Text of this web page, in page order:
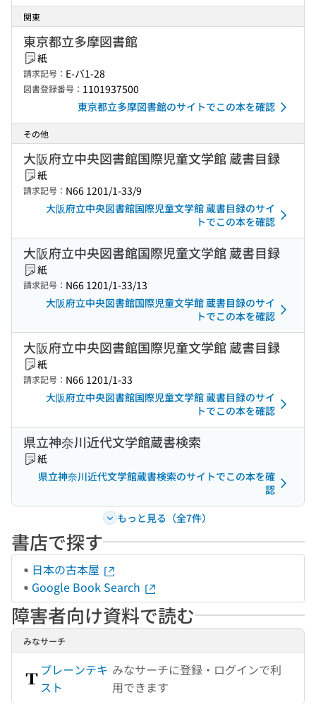
関東
東京都立多摩図書館
紙
請求記号： E-バ1-28
図書登録番号： 1101937500
東京都立多摩図書館のサイトでこの本を確認
その他
大阪府立中央図書館国際児童文学館 蔵書目録
紙
請求記号： N66 1201/1-33/9
大阪府立中央図書館国際児童文学館 蔵書目録のサイ
トでこの本を確認
大阪府立中央図書館国際児童文学館 蔵書目録
紙
請求記号： N66 1201/1-33/13
大阪府立中央図書館国際児童文学館 蔵書目録のサイ
トでこの本を確認
大阪府立中央図書館国際児童文学館 蔵書目録
紙
請求記号： N66 1201/1-33
大阪府立中央図書館国際児童文学館 蔵書目録のサイ
トでこの本を確認
県立神奈川近代文学館蔵書検索
紙
県立神奈川近代文学館蔵書検索のサイトでこの本を確
認
もっと見る（全7件）
書店で探す
日本の古本屋
Google Book Search
障害者向け資料で読む
みなサーチ
プレーンテキ
スト
みなサーチに登録・ログインで利
用できます